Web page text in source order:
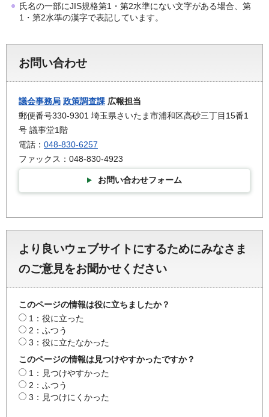
氏名の一部にJIS規格第1・第2水準にない文字がある場合、第
1・第2水準の漢字で表記しています。
お問い合わせ
議会事務局 政策調査課 広報担当
郵便番号330-9301 埼玉県さいたま市浦和区高砂三丁目15番1
号 議事堂1階
電話： 048-830-6257
ファックス：048-830-4923
お問い合わせフォーム
より良いウェブサイトにするためにみなさま
のご意見をお聞かせください
このページの情報は役に立ちましたか？
1：役に立った
2：ふつう
3：役に立たなかった
このページの情報は見つけやすかったですか？
1：見つけやすかった
2：ふつう
3：見つけにくかった